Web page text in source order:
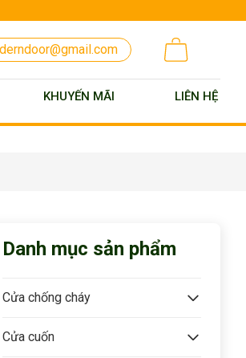
KHUYẾN MÃI LIÊN HỆ
Danh mục sản phẩm
Cửa chống cháy
Cửa cuốn